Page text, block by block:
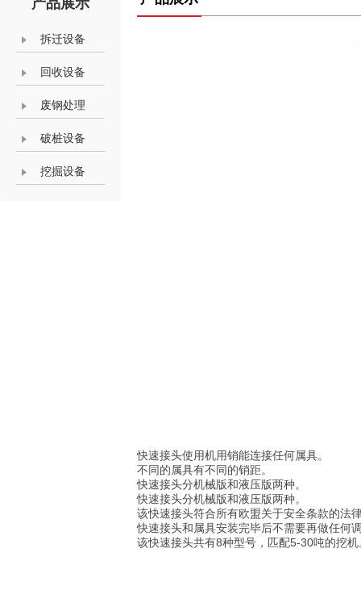
产品展示
拆迁设备
回收设备
废钢处理
破桩设备
挖掘设备
快速接头使用机用销能连接任何属具。
不同的属具有不同的销距。
快速接头分机械版和液压版两种。
快速接头分机械版和液压版两种。
该快速接头符合所有欧盟关于安全条款的法
快速接头和属具安装完毕后不需要再做任何
该快速接头共有8种型号，匹配5-30吨的挖机